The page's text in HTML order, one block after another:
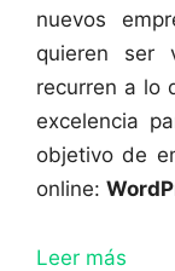
nuevos
quieren ser
recurren a lo
excelencia
objetivo de
online:
Leer más